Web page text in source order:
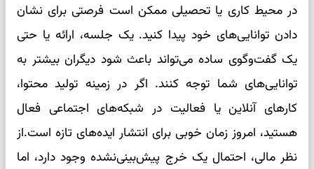
در محیط کاری یا تحصیلی ممکن است فرصتی برای نشان
دادن توانایی‌های خود پیدا کنید. یک جلسه، ارائه یا حتی
یک گفت‌وگوی ساده می‌تواند باعث شود دیگران بیشتر به
توانایی‌های شما توجه کنند. اگر در زمینه تولید محتوا،
کارهای آنلاین یا فعالیت در شبکه‌های اجتماعی فعال
هستید، امروز زمان خوبی برای انتشار ایده‌های تازه است.از
نظر مالی، احتمال یک خرج پیش‌بینی‌نشده وجود دارد، اما